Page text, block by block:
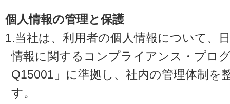
個人情報の管理と保護
1.当社は、利用者の個人情報について、
情報に関するコンプライアンス・プロ
Q15001」に準拠し、社内の管理体制を
す。